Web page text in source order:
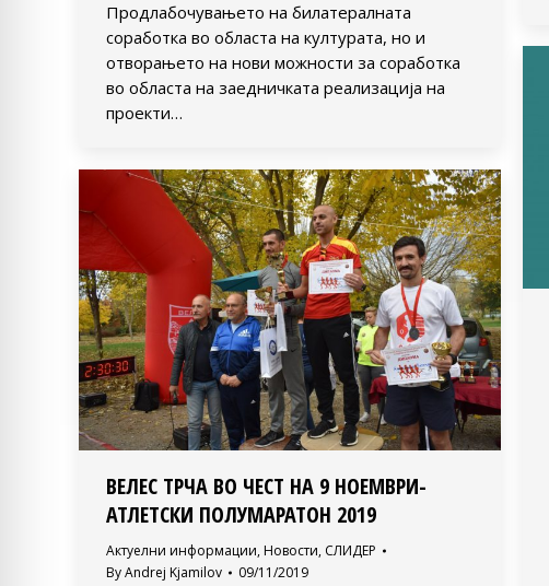
Продлабочувањето на билатералната
соработка во областа на културата, но и
отворањето на нови можности за соработка
во областа на заедничката реализација на
проекти…
ВЕЛЕС ТРЧА ВО ЧЕСТ НА 9 НОЕМВРИ-
АТЛЕТСКИ ПОЛУМАРАТОН 2019
Актуелни информации, Новости, СЛИДЕР
ByAndrej Kjamilov 09/11/2019